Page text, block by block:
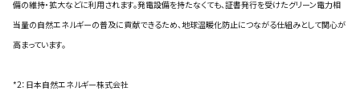
備の維持・拡大などに利用されます。発電設備を持たなくても、証書発行を受けたグリーン電力相
当量の自然エネルギーの普及に貢献できるため、地球温暖化防止につながる仕組みとして関心が
高まっています。
*2：日本自然エネルギー株式会社